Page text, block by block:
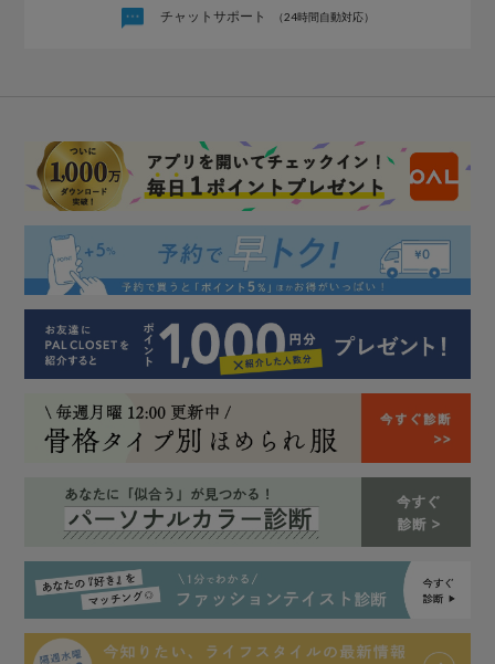
チャットサポート （24時間自動対応）